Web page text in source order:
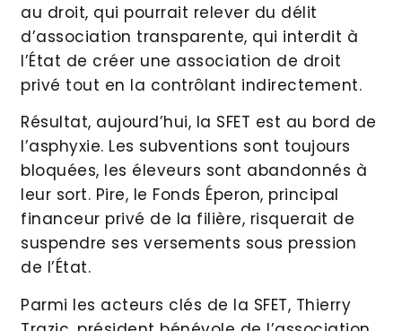
au droit, qui pourrait relever du délit
d’association transparente, qui interdit à
l’État de créer une association de droit
privé tout en la contrôlant indirectement.
Résultat, aujourd’hui, la SFET est au bord de
l’asphyxie. Les subventions sont toujours
bloquées, les éleveurs sont abandonnés à
leur sort. Pire, le Fonds Éperon, principal
financeur privé de la filière, risquerait de
suspendre ses versements sous pression
de l’État.
Parmi les acteurs clés de la SFET, Thierry